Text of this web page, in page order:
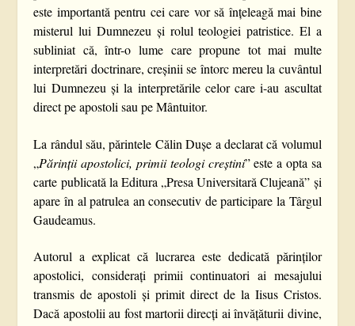
este importantă pentru cei care vor să înțeleagă mai bine
misterul lui Dumnezeu și rolul teologiei patristice. El a
subliniat că, într-o lume care propune tot mai multe
interpretări doctrinare, creșinii se întorc mereu la cuvântul
lui Dumnezeu și la interpretările celor care i-au ascultat
direct pe apostoli sau pe Mântuitor.
La rândul său, părintele Călin Dușe a declarat că volumul
„Părinții apostolici, primii teologi creștini” este a opta sa
carte publicată la Editura „Presa Universitară Clujeană” și
apare în al patrulea an consecutiv de participare la Târgul
Gaudeamus.
Autorul a explicat că lucrarea este dedicată părinților
apostolici, considerați primii continuatori ai mesajului
transmis de apostoli și primit direct de la Iisus Cristos.
Dacă apostolii au fost martorii direcți ai învățăturii divine,